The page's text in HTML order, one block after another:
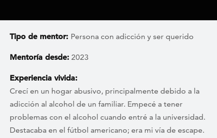
Tipo de mentor: Persona con adicción y ser querido
Mentoría desde: 2023
Experiencia vivida:
Crecí en un hogar abusivo, principalmente debido a la
adicción al alcohol de un familiar. Empecé a tener
problemas con el alcohol cuando entré a la universidad.
Destacaba en el fútbol americano; era mi vía de escape.